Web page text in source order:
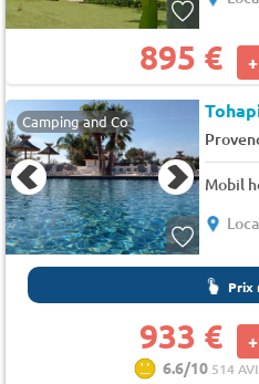
895 €
Camping and Co
Mobil
Prix
933 €
6.6/10 514